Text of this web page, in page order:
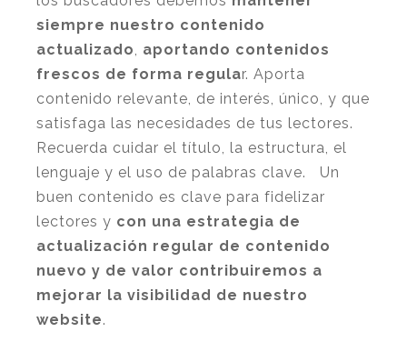
siempre nuestro contenido
actualizado
aportando contenidos
frescos de forma regular. Aporta
contenido relevante, de interés, único, y que
satisfaga las necesidades de tus lectores.
Recuerda cuidar el título, la estructura, el
lenguaje y el uso de palabras clave. Un
buen contenido es clave para fidelizar
lectores y con una estrategia de
actualización regular de contenido
nuevo y de valor contribuiremos a
mejorar la visibilidad de nuestro
website.